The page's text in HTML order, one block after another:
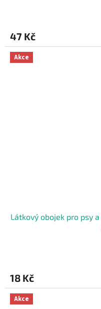
47 Kč
Akce
Látkový obojek pro psy
18 Kč
Akce